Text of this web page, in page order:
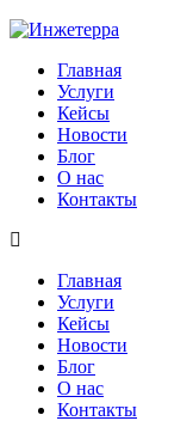
Главная
Услуги
Кейсы
Новости
Блог
О нас
Контакты
Главная
Услуги
Кейсы
Новости
Блог
О нас
Контакты